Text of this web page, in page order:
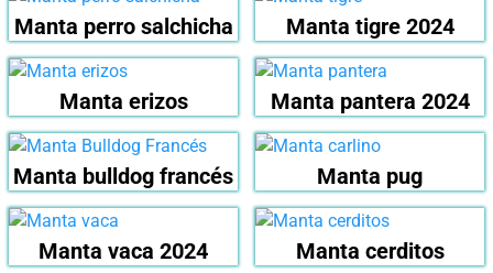
Manta perro salchicha Manta tigre 2024
Manta erizos Manta pantera 2024
Manta bulldog francés Manta pug
Manta vaca 2024 Manta cerditos